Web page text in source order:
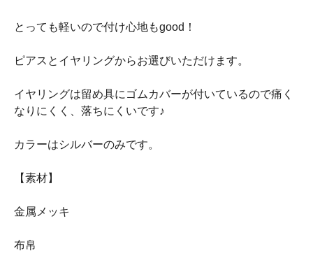
とっても軽いので付け心地もgood！
ピアスとイヤリングからお選びいただけます。
イヤリングは留め具にゴムカバーが付いているので痛く
なりにくく、落ちにくいです♪
カラーはシルバーのみです。
【素材】
金属メッキ
布帛